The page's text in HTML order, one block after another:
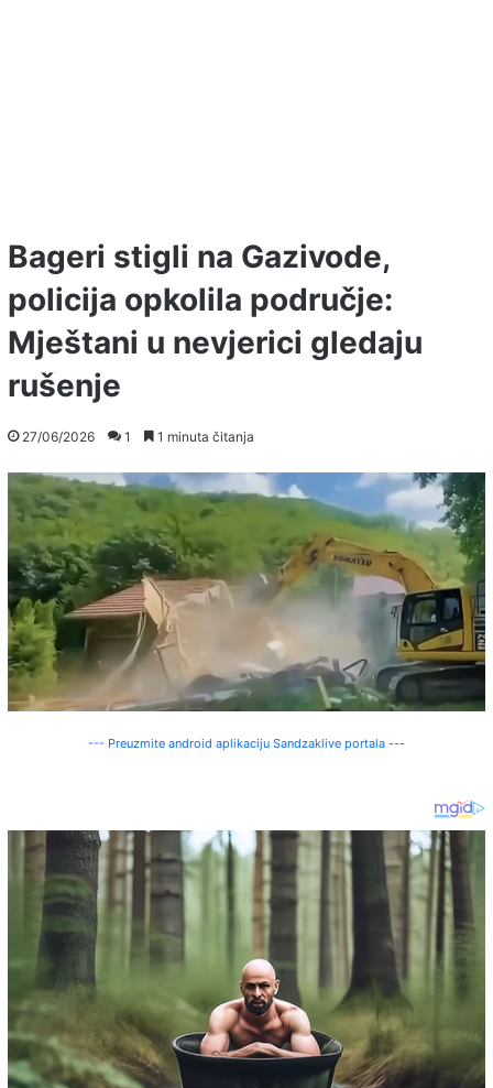
Bageri stigli na Gazivode,
policija opkolila područje:
Mještani u nevjerici gledaju
rušenje
27/06/2026 1 1 minuta čitanja
--- Preuzmite android aplikaciju Sandzaklive portala ---